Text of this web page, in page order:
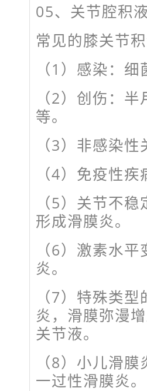
05、 关节腔积
常见的膝关节
（1）感染：
（2）创伤：
等。
（3）非感染
（4）免疫性
（5）关节不
形成滑膜炎。
（6）激素水
炎。
（7）特殊类
炎，滑膜弥漫
关节液。
（8）小儿滑
一过性滑膜炎。